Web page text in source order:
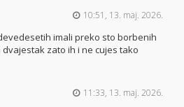
10:51, 13. maj. 2026.
imali preko sto borbenih
zato ih i ne cujes tako
11:33, 13. maj. 2026.